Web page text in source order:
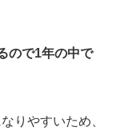
ので1年の中で
りやすいため、